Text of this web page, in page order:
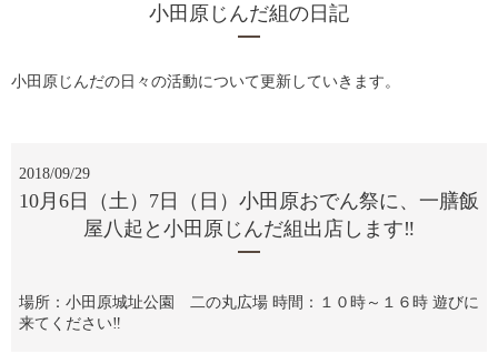
小田原じんだ組の日記
小田原じんだの日々の活動について更新していきます。
2018/09/29
10月6日（土）7日（日）小田原おでん祭に、一膳飯
屋八起と小田原じんだ組出店します‼
場所：小田原城址公園 二の丸広場 時間：１０時～１６時 遊びに
来てください‼